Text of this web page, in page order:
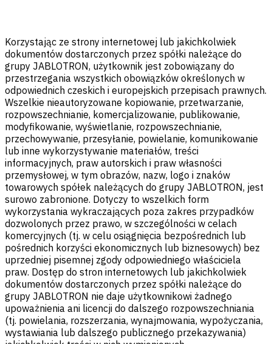
Korzystając ze strony internetowej lub jakichkolwiek
dokumentów dostarczonych przez spółki należące do
grupy JABLOTRON, użytkownik jest zobowiązany do
przestrzegania wszystkich obowiązków określonych w
odpowiednich czeskich i europejskich przepisach prawnych.
Wszelkie nieautoryzowane kopiowanie, przetwarzanie,
rozpowszechnianie, komercjalizowanie, publikowanie,
modyfikowanie, wyświetlanie, rozpowszechnianie,
przechowywanie, przesyłanie, powielanie, komunikowanie
lub inne wykorzystywanie materiałów, treści
informacyjnych, praw autorskich i praw własności
przemysłowej, w tym obrazów, nazw, logo i znaków
towarowych spółek należących do grupy JABLOTRON, jest
surowo zabronione. Dotyczy to wszelkich form
wykorzystania wykraczających poza zakres przypadków
dozwolonych przez prawo, w szczególności w celach
komercyjnych (tj. w celu osiągnięcia bezpośrednich lub
pośrednich korzyści ekonomicznych lub biznesowych) bez
uprzedniej pisemnej zgody odpowiedniego właściciela
praw. Dostęp do stron internetowych lub jakichkolwiek
dokumentów dostarczonych przez spółki należące do
grupy JABLOTRON nie daje użytkownikowi żadnego
upoważnienia ani licencji do dalszego rozpowszechniania
(tj. powielania, rozszerzania, wynajmowania, wypożyczania,
wystawiania lub dalszego publicznego przekazywania)